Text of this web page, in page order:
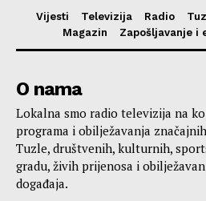
Vijesti Televizija Radio
Magazin
Zapošljavanje i
O nama
Lokalna smo radio televizija na
programa i obilježavanja
Tuzle, društvenih, kulturnih,
gradu, živih prijenosa i
događaja.